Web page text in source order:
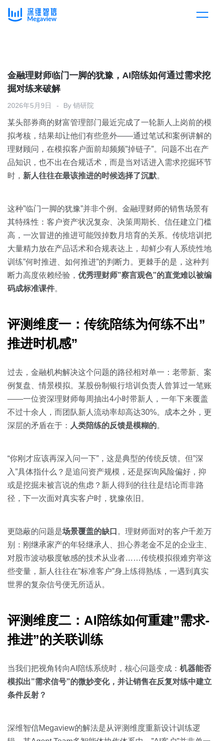
产品总览
产品集成
下载客户端
解决方案
按行业
企业服务
消费医疗
教育
汽车
房地产
金融
按角色
销售管理
交易跟进
培训辅导
客户案例
开放平台
定价
资源中心
全部
白皮书
关于我们
预约演示
金融理财师临门一脚的犹豫，AI陪练如何通过需求挖
掘对练来破解
2026年5月9日 By 销研院
某头部券商的财富管理部门最近完成了一轮新人上岗前的模
拟考核，结果却让他们有些意外——通过笔试和案例讲解的
理财顾问，在模拟客户面前却频频”掉链子”。问题不出在产
品知识，也不出在合规话术，而是当对话进入需求挖掘环节
时， 新人往往在最该推进的时候选择了沉默。
这种”临门一脚的犹豫”并非个例。金融理财师的销售场景有
其特殊性：客户资产状况复杂、决策周期长、信任建立门槛
高，一次冒进的推进可能毁掉数月培育的关系。传统培训把
大量精力放在产品话术和合规表达上，却鲜少有人系统性地
训练”何时推进、如何推进”的判断力。更棘手的是，这种判
断力高度依赖经验， 优秀理财师”察言观色”的直觉难以被编
码成标准课件。
评测维度一：传统陪练为何练不出”
推进时机感”
过去，金融机构解决这个问题的路径相对单一：老带新、案
例复盘、情景模拟。某股份制银行培训负责人曾算过一笔账
——一位资深理财师每周抽出4小时带新人，一年下来覆盖
不过十余人，而团队新人流动率却高达30%。成本之外，更
深层的矛盾在于： 人类陪练的反馈是模糊的。
“你刚才应该再深入问一下”，这是典型的传统反馈。但”深
入”具体指什么？是追问资产规模，还是探询风险偏好，抑
或是挖掘未被言说的焦虑？新人得到的往往是结论而非路
径，下一次面对真实客户时，犹豫依旧。
更隐蔽的问题是场景覆盖的缺口 。理财师面对的客户千差万
别：刚继承家产的年轻继承人、担心养老金不足的企业主、
对股市波动极度敏感的技术从业者……传统模拟很难穷举这
些变量，新人往往在”标准客户”身上练得熟练，一遇到真实
世界的复杂信号便无所适从。
评测维度二：AI陪练如何重建”需求-
推进”的关联训练
当我们把视角转向AI陪练系统时，核心问题变成： 机器能否
模拟出”需求信号”的微妙变化，并让销售在反复对练中建立
条件反射？
深维智信Megaview的解法是从评测维度重新设计训练逻